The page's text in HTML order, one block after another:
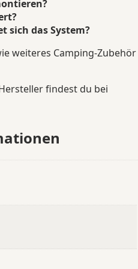
sich das System?
weiteres Camping-Zubehör
findest du bei